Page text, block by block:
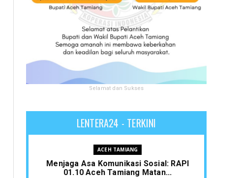
Selamat dan Sukses
LENTERA24 - TERKINI
ACEH TAMIANG
Menjaga Asa Komunikasi Sosial: RAPI
01.10 Aceh Tamiang Matan...